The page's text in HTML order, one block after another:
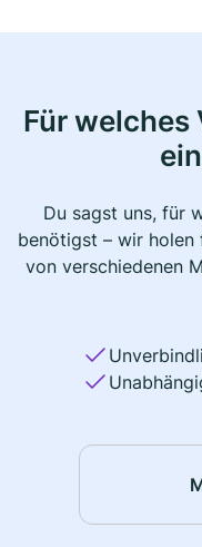
Für welches
Du sagst uns, für
benötigst – wir
von verschiedenen